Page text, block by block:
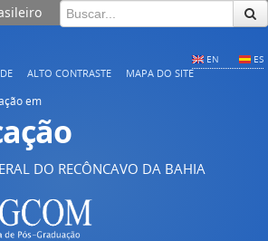
EN ES
ALTO CONTRASTE MAPA DO SITE
em
DO RECÔNCAVO DA BAHIA